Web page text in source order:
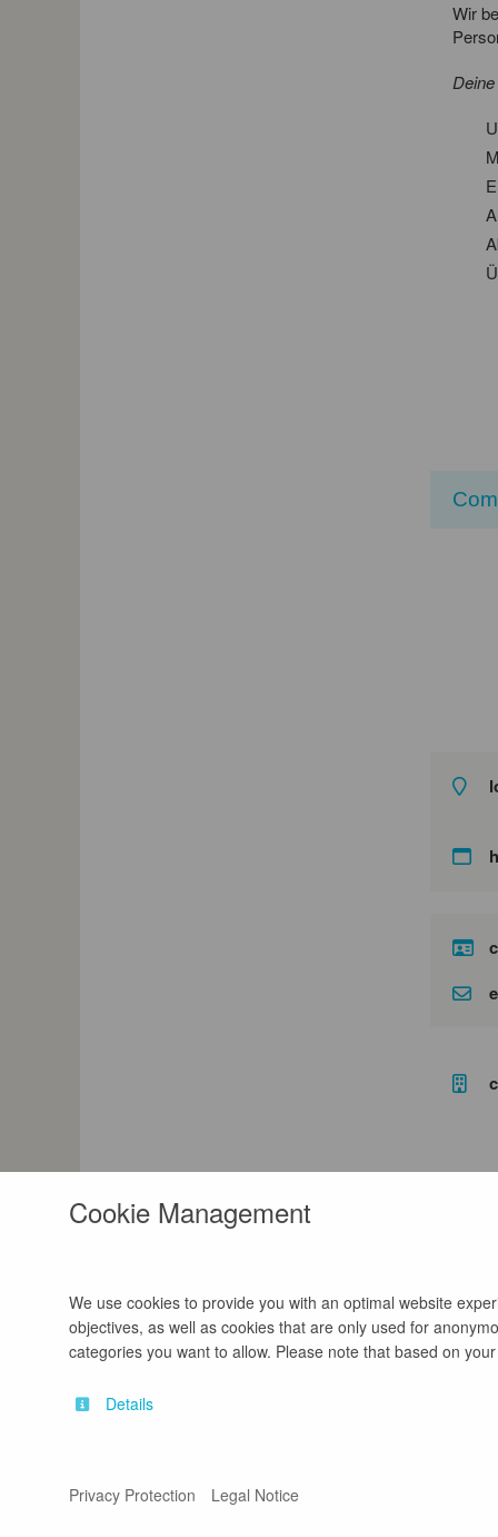
Wir
Cookie Management
We use cookies to provide you with an optimal website
objectives, as well as cookies that are only used for
categories you want to allow. Please note that based on
Details
Privacy Protection Legal Notice